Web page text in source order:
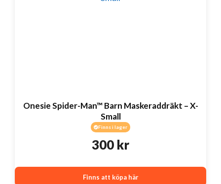
Onesie Spider-Man™ Barn Maskeraddräkt – X-
Small
Finns i lager
300 kr
Finns att köpa här